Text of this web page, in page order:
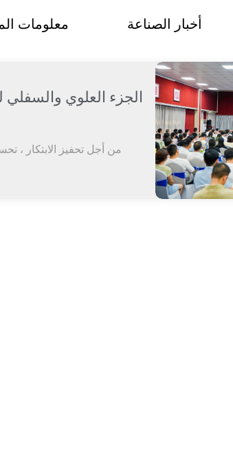
أخبار الصناعة معلومات
الجزء العلوي والسفلي
من أجل تحفيز الابتكار ،